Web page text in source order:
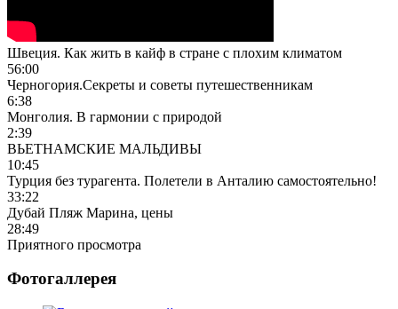
Швеция. Как жить в кайф в стране с плохим климатом
56:00
Черногория.Секреты и советы путешественникам
6:38
Монголия. В гармонии с природой
2:39
ВЬЕТНАМСКИЕ МАЛЬДИВЫ
10:45
Турция без турагента. Полетели в Анталию самостоятельно!
33:22
Дубай Пляж Марина, цены
28:49
Приятного просмотра
Фотогаллерея